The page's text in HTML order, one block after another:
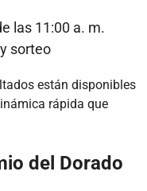
las 11:00 a. m.
sorteo
están disponibles
rápida que
del Dorado